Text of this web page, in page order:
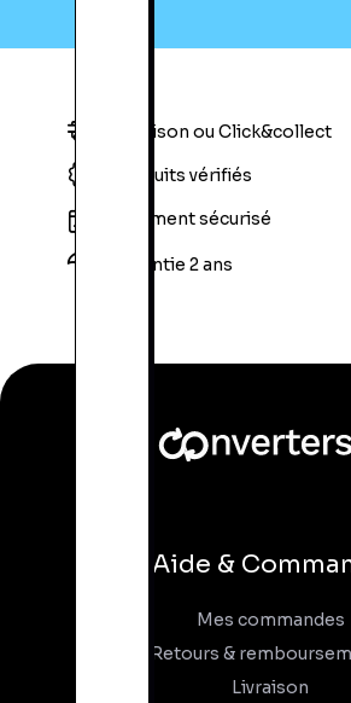
Livraison ou Click&collect
Produits vérifiés
Paiement sécurisé
Garantie 2 ans
Aide &
Mes commandes
Retours &
Livraison